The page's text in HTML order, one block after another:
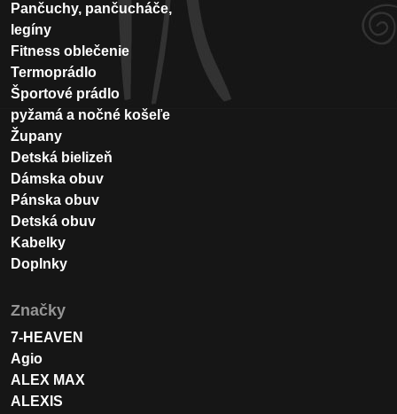
Pančuchy, pančucháče,
legíny
Fitness oblečenie
Termoprádlo
Športové prádlo
pyžamá a nočné košeľe
Župany
Detská bielizeň
Dámska obuv
Pánska obuv
Detská obuv
Kabelky
Doplnky
Značky
7-HEAVEN
Agio
ALEX MAX
ALEXIS